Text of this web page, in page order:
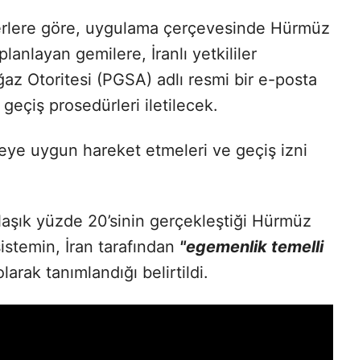
göre, uygulama çerçevesinde Hürmüz
gemilere, İranlı yetkililer
Otoritesi (PGSA) adlı resmi bir e-posta
prosedürleri iletilecek.
uygun hareket etmeleri ve geçiş izni
yüzde 20’sinin gerçekleştiği Hürmüz
İran tarafından "egemenlik temelli
tanımlandığı belirtildi.